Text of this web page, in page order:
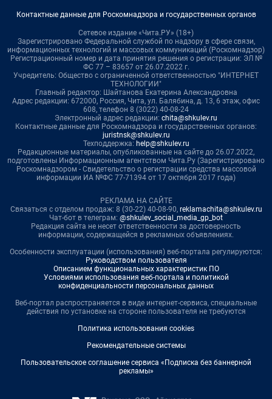
Контактные данные для Роскомнадзора и государственных органов
Сетевое издание «Чита.РУ» (18+)
Зарегистрировано Федеральной службой по надзору в сфере связи,
информационных технологий и массовых коммуникаций (Роскомнадзор)
Регистрационный номер и дата принятия решения о регистрации: ЭЛ №
ФС 77 – 83657 от 26.07.2022 г.
Учредитель: Общество с ограниченной ответственностью "ИНТЕРНЕТ
ТЕХНОЛОГИИ"
Главный редактор: Шайтанова Екатерина Александровна
Адрес редакции: 672000, Россия, Чита, ул. Балябина, д. 13, 6 этаж, офис
608, телефон 8 (3022) 40-08-24
Электронный адрес редакции: chita@shkulev.ru
Контактные данные для Роскомнадзора и государственных органов:
juristnsk@shkulev.ru
Техподдержка: help@shkulev.ru
Редакционные материалы, опубликованные на сайте до 26.07.2022,
подготовлены Информационным агентством Чита.Ру (Зарегистрировано
Роскомнадзором - Свидетельство о регистрации средства массовой
информации ИА №ФС 77-71394 от 17 октября 2017 года)
РЕКЛАМА НА САЙТЕ
Связаться с отделом продаж: 8 (30-22) 40-08-90, reklamachita@shkulev.ru
Чат-бот в телеграм: @shkulev_social_media_gp_bot
Редакция сайта не несет ответственности за достоверность
информации, содержащейся в рекламных объявлениях.
Особенности эксплуатации (использования) веб-портала регулируются:
Руководством пользователя
Описанием функциональных характеристик ПО
Условиями использования веб-портала и политикой
конфиденциальности персональных данных
Веб-портал распространяется в виде интернет-сервиса, специальные
действия по установке на стороне пользователя не требуются
Политика использования cookies
Рекомендательные системы
Пользовательское соглашение сервиса «Подписка без баннерной
рекламы»